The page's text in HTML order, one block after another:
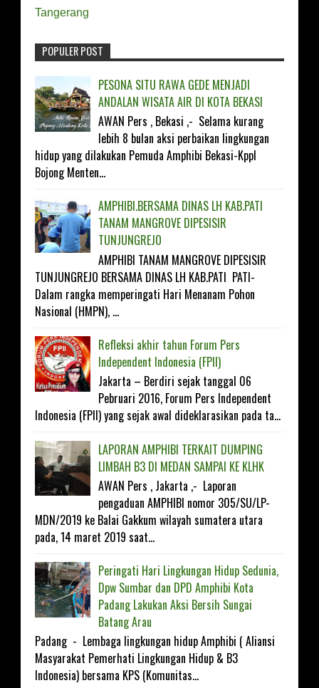
Tangerang
LIKE ON FACEBOOK
SUBSCRIBE ON YOUTUBE
FOLLOW ON INSTAGRAM
POPULER POST
PESONA SITU RAWA GEDE MENJADI
ANDALAN WISATA AIR DI KOTA BEKASI
AWAN Pers , Bekasi ,- Selama kurang
lebih 8 bulan aksi perbaikan lingkungan
hidup yang dilakukan Pemuda Amphibi Bekasi-Kppl
Bojong Menten...
AMPHIBI.BERSAMA DINAS LH KAB.PATI
TANAM MANGROVE DIPESISIR
TUNJUNGREJO
AMPHIBI TANAM MANGROVE DIPESISIR
TUNJUNGREJO BERSAMA DINAS LH KAB.PATI PATI-
Dalam rangka memperingati Hari Menanam Pohon
Nasional (HMPN), ...
Refleksi akhir tahun Forum Pers
Independent Indonesia (FPII)
Jakarta – Berdiri sejak tanggal 06
Pebruari 2016, Forum Pers Independent
Indonesia (FPII) yang sejak awal dideklarasikan pada ta...
LAPORAN AMPHIBI TERKAIT DUMPING
LIMBAH B3 DI MEDAN SAMPAI KE KLHK
AWAN Pers , Jakarta ,- Laporan
pengaduan AMPHIBI nomor 305/SU/LP-
MDN/2019 ke Balai Gakkum wilayah sumatera utara
pada, 14 maret 2019 saat...
Peringati Hari Lingkungan Hidup Sedunia,
Dpw Sumbar dan DPD Amphibi Kota
Padang Lakukan Aksi Bersih Sungai
Batang Arau
Padang - Lembaga lingkungan hidup Amphibi ( Aliansi
Masyarakat Pemerhati Lingkungan Hidup & B3
Indonesia) bersama KPS (Komunitas...